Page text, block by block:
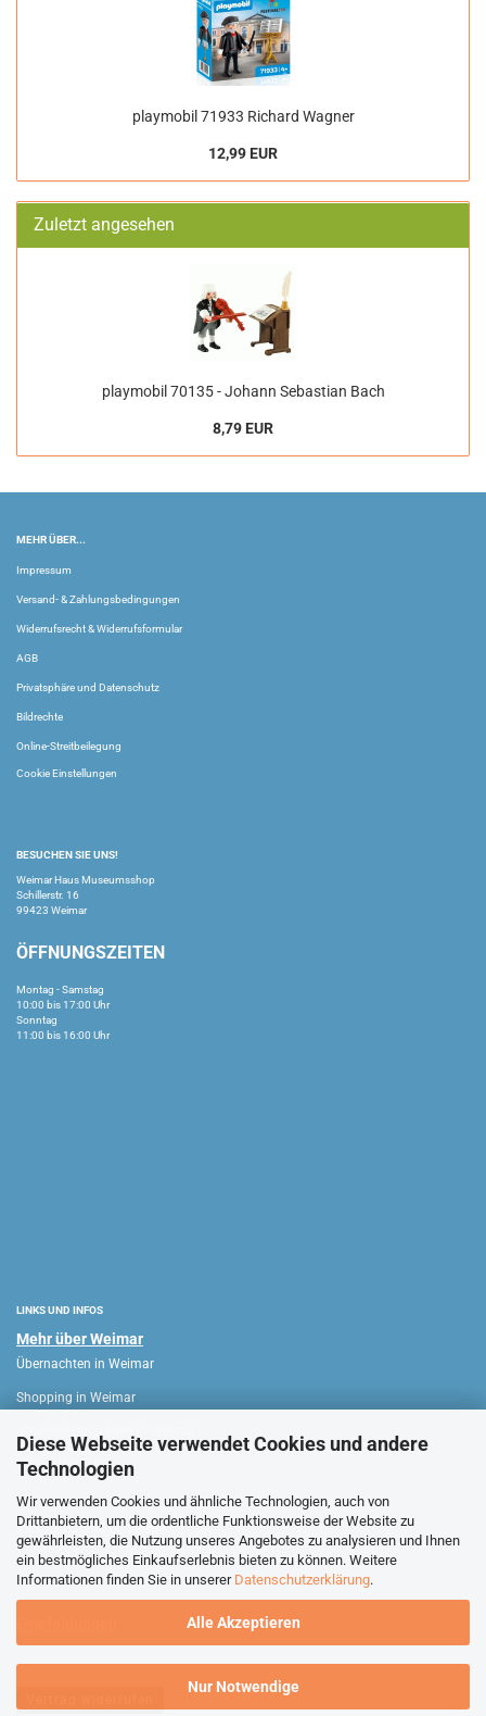
Diese Webseite verwendet Cookies und andere
Technologien
Wir verwenden Cookies und ähnliche Technologien, auch von
Drittanbietern, um die ordentliche Funktionsweise der Website zu
gewährleisten, die Nutzung unseres Angebotes zu analysieren und Ihnen
ein bestmögliches Einkaufserlebnis bieten zu können. Weitere
Informationen finden Sie in unserer Datenschutzerklärung.
Alle Akzeptieren
Nur Notwendige
playmobil 71933 Richard Wagner
12,99 EUR
Zuletzt angesehen
playmobil 70135 - Johann Sebastian Bach
8,79 EUR
MEHR ÜBER...
Impressum
Versand- & Zahlungsbedingungen
Widerrufsrecht & Widerrufsformular
AGB
Privatsphäre und Datenschutz
Bildrechte
Online-Streitbeilegung
Cookie Einstellungen
BESUCHEN SIE UNS!
Weimar Haus Museumsshop
Schillerstr. 16
99423 Weimar
ÖFFNUNGSZEITEN
Montag - Samstag
10:00 bis 17:00 Uhr
Sonntag
11:00 bis 16:00 Uhr
LINKS UND INFOS
Mehr über Weimar
Übernachten in Weimar
Shopping in Weimar
WEIMAR HAUS
Verkaufsoffene Sonntage
Stadtführungen Weimar